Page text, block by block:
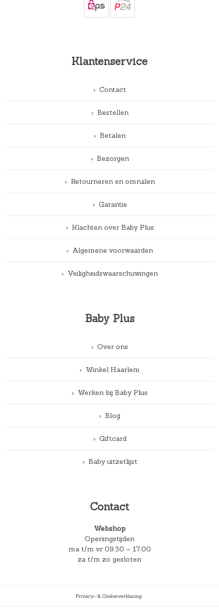
Klantenservice
Contact
Bestellen
Betalen
Bezorgen
Retourneren en omruilen
Garantie
Klachten over Baby Plus
Algemene voorwaarden
Veiligheidswaarschuwingen
Baby Plus
Over ons
Winkel Haarlem
Werken bij Baby Plus
Blog
Giftcard
Baby uitzetlijst
Contact
Webshop
Openingstijden
ma t/m vr 09.30 – 17.00
za t/m zo gesloten
Privacy- & Cookieverklaring